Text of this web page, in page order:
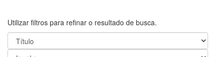
Utilizar filtros para refinar o resultado de busca.